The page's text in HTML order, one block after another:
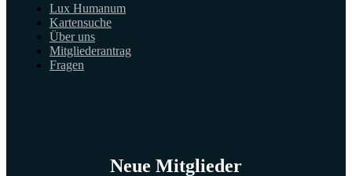
Lux Humanum
Kartensuche
Über uns
Mitgliederantrag
Fragen
Neue Mitglieder